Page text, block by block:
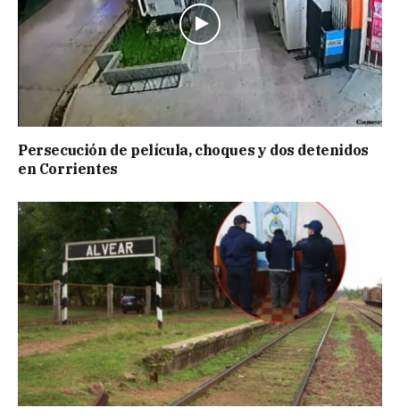
Persecución de película, choques y dos detenidos
en Corrientes